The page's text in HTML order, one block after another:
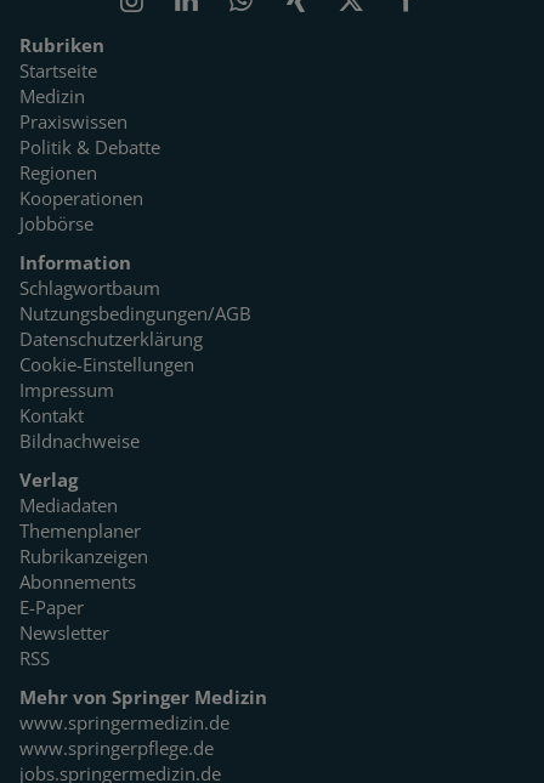
Rubriken
Startseite
Medizin
Praxiswissen
Politik & Debatte
Regionen
Kooperationen
Jobbörse
Information
Schlagwortbaum
Nutzungsbedingungen/AGB
Datenschutzerklärung
Cookie-Einstellungen
Impressum
Kontakt
Bildnachweise
Verlag
Mediadaten
Themenplaner
Rubrikanzeigen
Abonnements
E-Paper
Newsletter
RSS
Mehr von Springer Medizin
www.springermedizin.de
www.springerpflege.de
jobs.springermedizin.de